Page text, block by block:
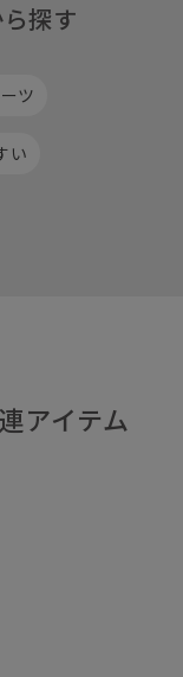
探す
ツ
い
アイテム